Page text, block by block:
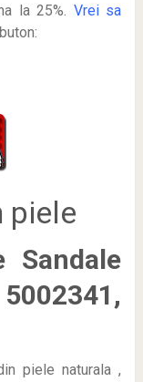
la 25%. Vrei sa
piele
Sandale
piele naturala ,